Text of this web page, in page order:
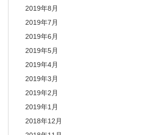
2019年8月
2019年7月
2019年6月
2019年5月
2019年4月
2019年3月
2019年2月
2019年1月
2018年12月